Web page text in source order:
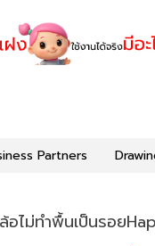
Partners
ไม่ทำพื้นเป็นรอย